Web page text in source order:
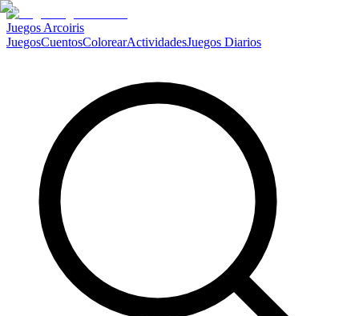
Juegos Arcoiris
JuegosCuentosColorearActividadesJuegos Diarios